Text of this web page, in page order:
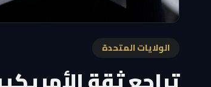
الولايات المتحدة